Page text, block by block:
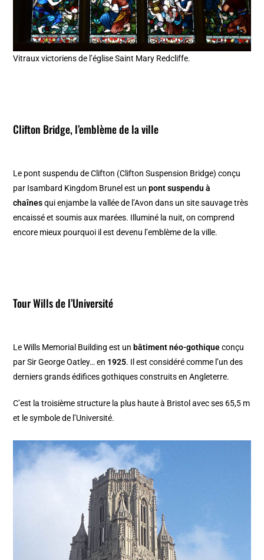
Vitraux victoriens de l’église Saint Mary Redcliffe.
Clifton Bridge, l’emblème de la ville
Le pont suspendu de Clifton (Clifton Suspension Bridge) conçu
par Isambard Kingdom Brunel est unpont suspendu à
chaînesqui enjambe la vallée de l’Avon dans un site sauvage très
encaissé et soumis aux marées. Illuminé la nuit, on comprend
encore mieux pourquoi il est devenu l’emblème de la ville.
Tour Wills de l’Université
Le Wills Memorial Building est un bâtiment néo-gothiqueconçu
par Sir George Oatley… en 1925. Il est considéré comme l’un des
derniers grands édifices gothiques construits en Angleterre.
C’est la troisième structure la plus haute à Bristol avec ses 65,5 m
et le symbole de l’Université.